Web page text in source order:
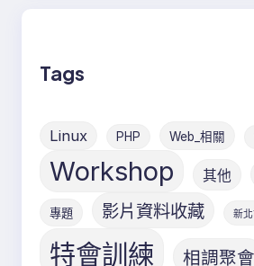
Tags
Linux PHP Web_相關
Workshop 其他
專題 影片資料收藏 新
特會訓練 相調聚會